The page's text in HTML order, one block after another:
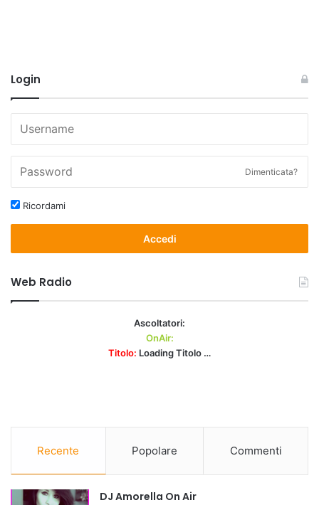
Login
Dimenticata?
Ricordami
Accedi
Web Radio
Ascoltatori:
OnAir:
Titolo: Loading Titolo …
Recente Popolare Commenti
DJ Amorella On Air